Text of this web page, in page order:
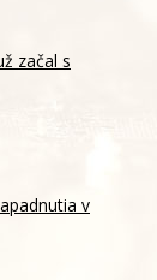
začal s
v